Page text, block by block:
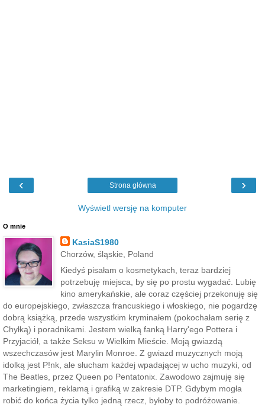
‹ ›
Strona główna
Wyświetl wersję na komputer
O mnie
KasiaS1980
Chorzów, śląskie, Poland
Kiedyś pisałam o kosmetykach, teraz bardziej
potrzebuję miejsca, by się po prostu wygadać. Lubię
kino amerykańskie, ale coraz częściej przekonuję się
do europejskiego, zwłaszcza francuskiego i włoskiego, nie pogardzę
dobrą książką, przede wszystkim kryminałem (pokochałam serię z
Chyłką) i poradnikami. Jestem wielką fanką Harry'ego Pottera i
Przyjaciół, a także Seksu w Wielkim Mieście. Moją gwiazdą
wszechczasów jest Marylin Monroe. Z gwiazd muzycznych moją
idolką jest P!nk, ale słucham każdej wpadającej w ucho muzyki, od
The Beatles, przez Queen po Pentatonix. Zawodowo zajmuję się
marketingiem, reklamą i grafiką w zakresie DTP. Gdybym mogła
robić do końca życia tylko jedną rzecz, byłoby to podróżowanie.